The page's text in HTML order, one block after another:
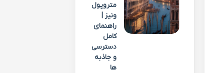
متروپول
ونیز |
راهنمای
کامل
دسترسی
و جاذبه
ها